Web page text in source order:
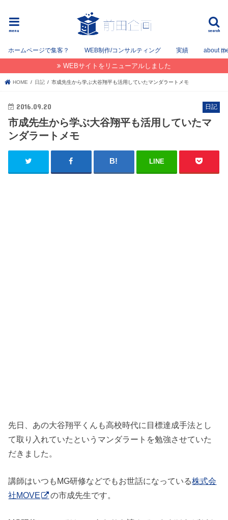
search
menu
ホームページで集客？ WEB制作/コンサルティング 実績 about
WEBサイトをリニューアルしました
HOME 日記 市成先生から学ぶ大谷翔平も活用していたマンダラートメモ
日記
2016.09.20
市成先生から学ぶ大谷翔平も活用していたマ
ンダラートメモ
LINE
先日、あの大谷翔平くんも高校時代に目標達成手法とし
て取り入れていたというマンダラートを勉強させていた
だきました。
講師はいつもMG研修などでもお世話になっている株式会
社MOVE
の市成先生です。